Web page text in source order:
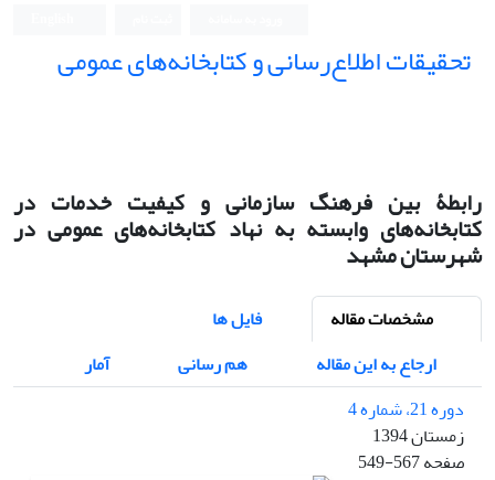
تحقیقات اطلاع‌رسانی و کتابخانه‌های عمومی
رابطۀ بین فرهنگ سازمانی و کیفیت خدمات در
کتابخانه‌های وابسته به نهاد کتابخانه‌های عمومی در
شهرستان مشهد
مشخصات مقاله
فایل ها
ارجاع به این مقاله
هم رسانی
آمار
دوره 21، شماره 4
زمستان 1394
صفحه549-567